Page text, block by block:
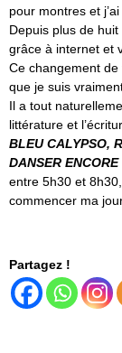
pour montres et
Depuis plus de
grâce à internet et
Ce changement
que je suis
Il a tout
littérature et
BLEU CALYPSO,
DANSER ENCORE
entre 5h30 et
commencer ma
Partagez !